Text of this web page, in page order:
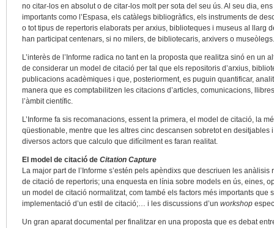
no citar-los en absolut o de citar-los molt per sota del seu ús. Al seu dia,
importants como l’Espasa, els catàlegs bibliogràfics, els instruments de
o tot tipus de repertoris elaborats per arxius, biblioteques i museus al llarg
han participat centenars, si no milers, de bibliotecaris, arxivers o
L’interès de l’Informe radica no tant en la proposta que realitza sinó en un
de considerar un model de citació per tal que els repositoris d’arxius,
publicacions acadèmiques i que, posteriorment, es puguin quantificar,
manera que es comptabilitzen les citacions d’articles, comunicacions,
l’àmbit científic.
L’Informe fa sis recomanacions, essent la primera, el model de citació, la
qüestionable, mentre que les altres cinc descansen sobretot en desitjables
diversos actors que calculo que difícilment es faran realitat.
El model de citació de Citation Capture
La major part de l’Informe s’estén pels apèndixs que descriuen les
de citació de repertoris; una enquesta en línia sobre models en ús, eines,
un model de citació normalitzat, com també els factors més importants que
implementació d’un estil de citació;… i les discussions d’un workshop
Un gran aparat documental per finalitzar en una proposta que es debat